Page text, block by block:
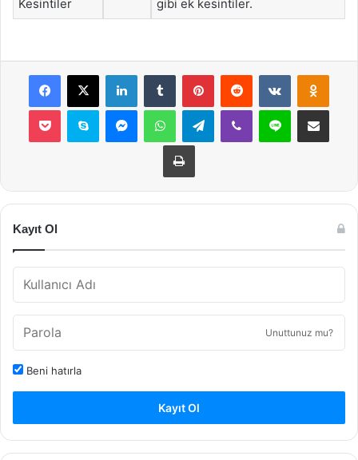
Kesintiler
gibi ek kesintiler.
Facebook
X LinkedInTumblr PinterestReddit VKontakte
Pocket Skype MessengerWhatsAppTelegramViber Line E-Posta ile
Yazdır
Kayıt Ol
Unuttunuz mu?
Beni hatırla
Kayıt Ol